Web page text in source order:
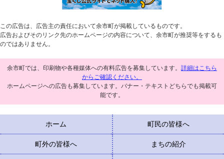
この広告は、広告主の責任において余市町が掲載しているものです。
広告およびそのリンク先のホームページの内容について、余市町が推奨等をするも
のではありません。
余市町では、印刷物や各種媒体への有料広告を募集しています。 詳細はこちら
からご確認ください。
ホームページへの広告も募集しています。バナー・テキストどちらでも掲載可
能です。
ホーム 町民の皆様へ
町外の皆様へ まちの紹介